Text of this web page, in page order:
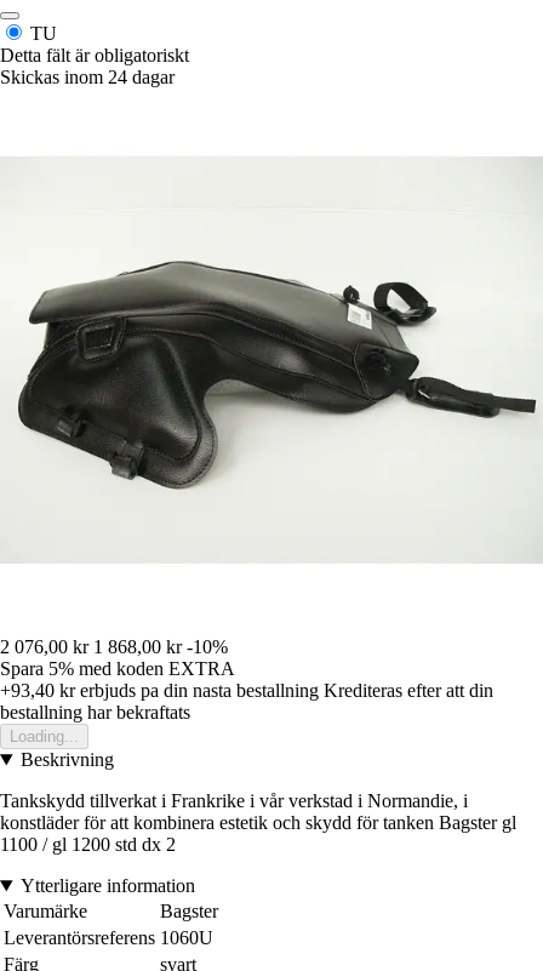
TU
Detta fält är obligatoriskt
Skickas inom 24 dagar
2 076,00 kr 1 868,00 kr -10%
Spara 5% med koden EXTRA
+93,40 krerbjuds pa din nasta bestallning Krediteras efter att din
bestallning har bekraftats
Loading...
Beskrivning
Tankskydd tillverkat i Frankrike i vår verkstad i Normandie, i
konstläder för att kombinera estetik och skydd för tanken Bagster gl
1100 / gl 1200 std dx 2
Ytterligare information
Varumärke
Bagster
Leverantörsreferens 1060U
Färg
svart